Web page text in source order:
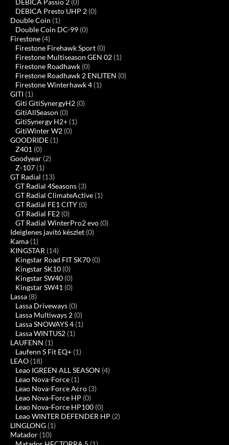
DEBICA Passio 2 (0)
DEBICA Presto UHP 2 (0)
Double Coin (1)
Double Coin DC-99 (0)
Firestone (4)
Firestone Firehawk Sport (0)
Firestone Multiseason GEN 02 (1)
Firestone Roadhawk (0)
Firestone Roadhawk 2 ENLITEN (0)
Firestone Winterhawk 4 (1)
GITI (1)
Giti GitiSynergyH2 (0)
GitiAllSeason (0)
GitiSynergy H2+ (1)
GitiWinter W2 (0)
GOODRIDE (1)
Z401 (0)
Goodyear (2)
Z-107 (1)
GT Radial (13)
GT Radial 4Seasons (3)
GT Radial ClimateActive (1)
GT Radial FE1 CITY (0)
GT Radial FE2 (0)
GT Radial WinterPro2 evo (0)
Ideiglenes javító készlet (0)
Kama (1)
KINGSTAR (14)
Kingstar Road FIT SK70 (0)
Kingstar SK10 (0)
Kingstar SW40 (0)
Kingstar SW41 (0)
Lassa (8)
Lassa Driveways (0)
Lassa Multiways 2 (0)
Lassa SNOWAYS 4 (1)
Lassa WINTUS2 (1)
LAUFENN (1)
Laufenn S Fit EQ+ (1)
LEAO (18)
Leao IGREEN ALL SEASON (4)
Leao Nova-Force (1)
Leao Nova-Force Acro (3)
Leao Nova-Force HP (0)
Leao Nova-Force HP100 (0)
Leao WINTER DEFENDER HP (2)
LINGLONG (1)
Matador (10)